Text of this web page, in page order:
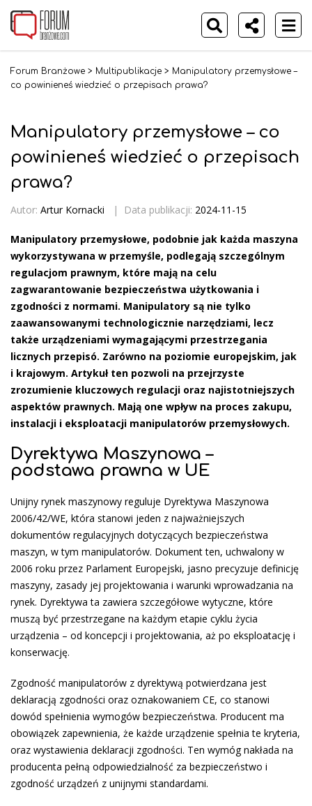
Forum Branżowe > Multipublikacje > Manipulatory przemysłowe –
co powinieneś wiedzieć o przepisach prawa?
Manipulatory przemysłowe – co
powinieneś wiedzieć o przepisach
prawa?
Autor: Artur Kornacki | Data publikacji: 2024-11-15
Manipulatory przemysłowe, podobnie jak każda maszyna
wykorzystywana w przemyśle, podlegają szczególnym
regulacjom prawnym, które mają na celu
zagwarantowanie bezpieczeństwa użytkowania i
zgodności z normami. Manipulatory są nie tylko
zaawansowanymi technologicznie narzędziami, lecz
także urządzeniami wymagającymi przestrzegania
licznych przepisó. Zarówno na poziomie europejskim, jak
i krajowym. Artykuł ten pozwoli na przejrzyste
zrozumienie kluczowych regulacji oraz najistotniejszych
aspektów prawnych. Mają one wpływ na proces zakupu,
instalacji i eksploatacji manipulatorów przemysłowych.
Dyrektywa Maszynowa –
podstawa prawna w UE
Unijny rynek maszynowy reguluje Dyrektywa Maszynowa
2006/42/WE, która stanowi jeden z najważniejszych
dokumentów regulacyjnych dotyczących bezpieczeństwa
maszyn, w tym manipulatorów. Dokument ten, uchwalony w
2006 roku przez Parlament Europejski, jasno precyzuje definicję
maszyny, zasady jej projektowania i warunki wprowadzania na
rynek. Dyrektywa ta zawiera szczegółowe wytyczne, które
muszą być przestrzegane na każdym etapie cyklu życia
urządzenia – od koncepcji i projektowania, aż po eksploatację i
konserwację.
Zgodność manipulatorów z dyrektywą potwierdzana jest
deklaracją zgodności oraz oznakowaniem CE, co stanowi
dowód spełnienia wymogów bezpieczeństwa. Producent ma
obowiązek zapewnienia, że każde urządzenie spełnia te kryteria,
oraz wystawienia deklaracji zgodności. Ten wymóg nakłada na
producenta pełną odpowiedzialność za bezpieczeństwo i
zgodność urządzeń z unijnymi standardami.